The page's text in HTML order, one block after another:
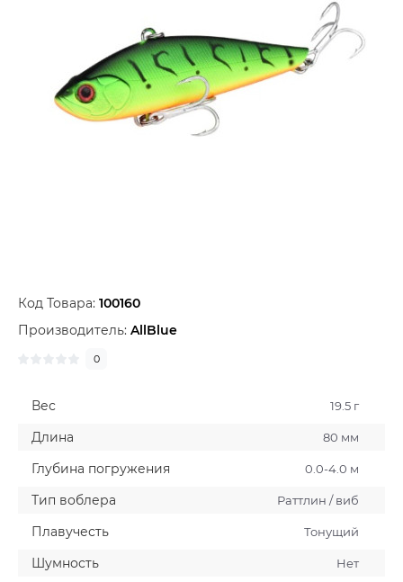
Код Товара: 100160
Производитель: AllBlue
0
Вес 19.5 г
Длина 80 мм
Глубина погружения 0.0-4.0 м
Тип воблера Раттлин / виб
Плавучесть Тонущий
Шумность Нет